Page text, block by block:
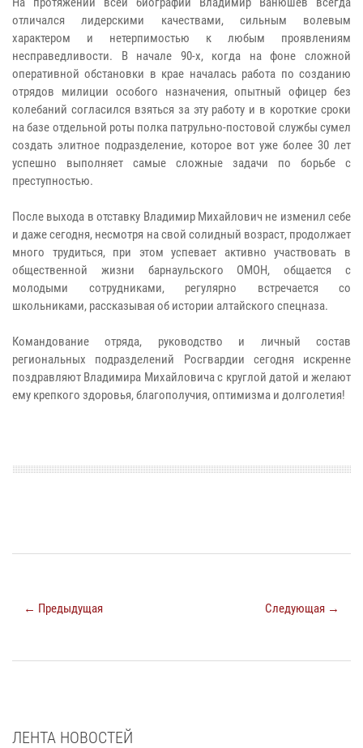
отличался лидерскими качествами, сильным волевым
характером и нетерпимостью к любым проявлениям
несправедливости. В начале 90-х, когда на фоне сложной
оперативной обстановки в крае началась работа по созданию
отрядов милиции особого назначения, опытный офицер без
колебаний согласился взяться за эту работу и в короткие сроки
на базе отдельной роты полка патрульно-постовой службы сумел
создать элитное подразделение, которое вот уже более 30 лет
успешно выполняет самые сложные задачи по борьбе с
преступностью.
После выхода в отставку Владимир Михайлович не изменил себе
и даже сегодня, несмотря на свой солидный возраст, продолжает
много трудиться, при этом успевает активно участвовать в
общественной жизни барнаульского ОМОН, общается с
молодыми сотрудниками, регулярно встречается со
школьниками, рассказывая об истории алтайского спецназа.
Командование отряда, руководство и личный состав
региональных подразделений Росгвардии сегодня искренне
поздравляют Владимира Михайловича с круглой датой и желают
ему крепкого здоровья, благополучия, оптимизма и долголетия!
← Предыдущая Следующая →
ЛЕНТА НОВОСТЕЙ